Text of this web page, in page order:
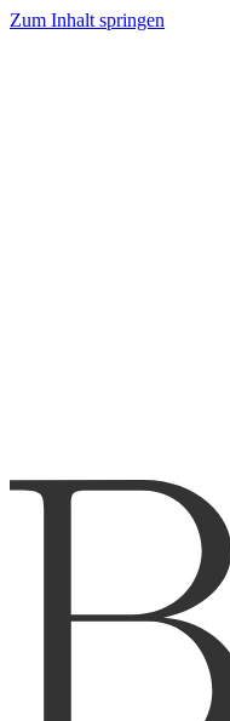
Zum Inhalt springen